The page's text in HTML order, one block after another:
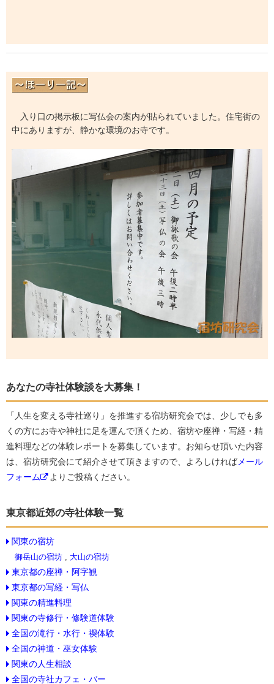
入り口の掲示板に写仏会の案内が貼られていました。住宅街の
中にありますが、静かな環境のお寺です。
あなたの寺社体験談を大募集！
「人生を変える寺社巡り」を推進する宿坊研究会では、少しでも多
くの方にお寺や神社に足を運んで頂くため、宿坊や座禅・写経・精
進料理などの体験レポートを募集しています。お知らせ頂いた内容
は、宿坊研究会にて紹介させて頂きますので、よろしければ メール
フォーム
よりご投稿ください。
東京都近郊の寺社体験一覧
関東の宿坊
御岳山の宿坊 大山の宿坊
東京都の座禅・阿字観
東京都の写経・写仏
関東の精進料理
関東の寺修行・修験道体験
全国の滝行・水行・禊体験
全国の神道・巫女体験
関東の人生相談
全国の寺社カフェ・バー